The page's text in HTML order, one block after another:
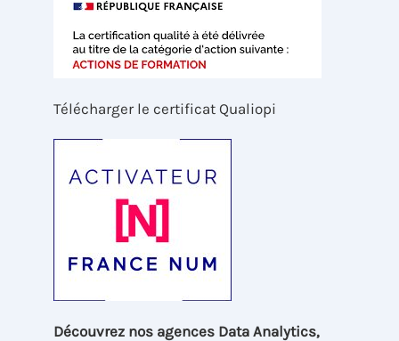
Télécharger le certificat Qualiopi
Découvrez nos agences Data Analytics,